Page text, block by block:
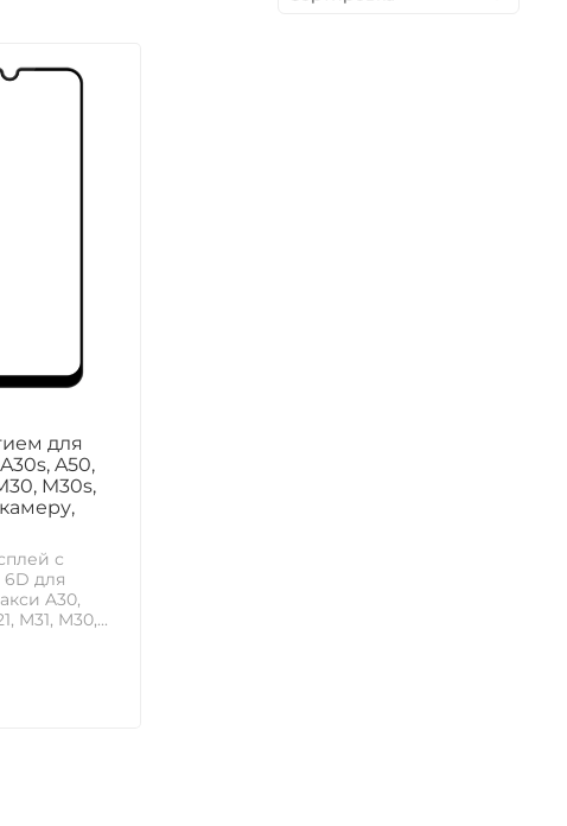
для
A50,
M30s,
с
для
A30,
M31, M30,...